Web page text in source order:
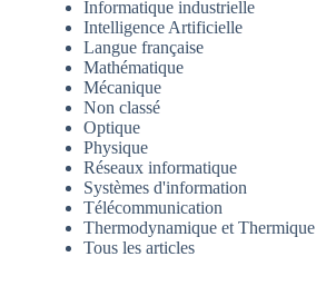
Informatique industrielle
Intelligence Artificielle
Langue française
Mathématique
Mécanique
Non classé
Optique
Physique
Réseaux informatique
Systèmes d'information
Télécommunication
Thermodynamique et Thermique
Tous les articles